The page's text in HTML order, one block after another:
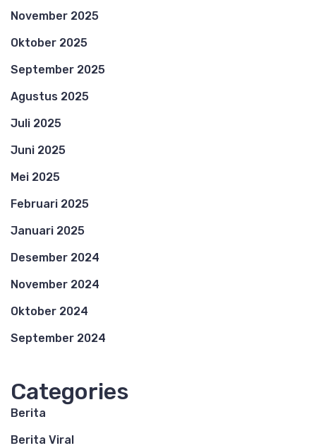
November 2025
Oktober 2025
September 2025
Agustus 2025
Juli 2025
Juni 2025
Mei 2025
Februari 2025
Januari 2025
Desember 2024
November 2024
Oktober 2024
September 2024
Categories
Berita
Berita Viral